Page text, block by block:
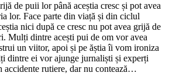
de puii lor până aceștia cresc și pot avea
lor. Face parte din viață și din ciclul
nici după ce cresc nu pot avea grijă de
Mulți dintre acești pui de om vor avea
un viitor, apoi și pe ăștia îi vom ironiza
dintre ei vor ajunge jurnaliști și experți
rutiere, dar nu contează…